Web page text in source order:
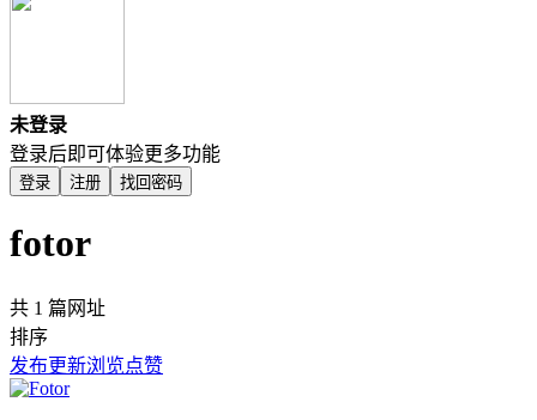
未登录
登录后即可体验更多功能
登录 注册 找回密码
fotor
共 1 篇网址
排序
发布更新浏览点赞